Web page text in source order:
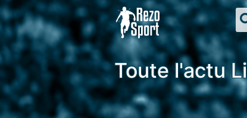
Toute l'actu